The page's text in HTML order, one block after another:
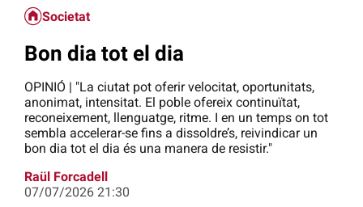
Societat
Bon dia tot el dia
OPINIÓ | "La ciutat pot oferir velocitat, oportunitats,
anonimat, intensitat. El poble ofereix continuïtat,
reconeixement, llenguatge, ritme. I en un temps on tot
sembla accelerar-se fins a dissoldre’s, reivindicar un
bon dia tot el dia és una manera de resistir."
Raül Forcadell
07/07/2026 21:30